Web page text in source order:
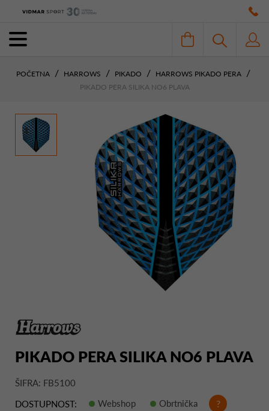
POČETNA HARROWS PIKADO
HARROWS PIKADO PERA
PIKADO PERA SILIKA NO6 PLAVA
PIKADO PERA SILIKA NO6 PLAVA
ŠIFRA: FB5100
DOSTUPNOST:
Webshop Obrtnička ?